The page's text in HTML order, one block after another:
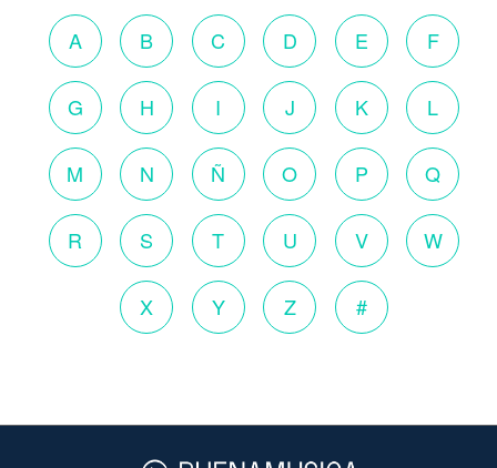
A B C D E F
G H I J K L
M N Ñ O P Q
R S T U V W
X Y Z #